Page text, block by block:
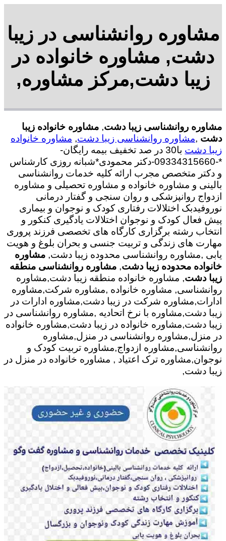
مشاوره روانشناسی در زیبا
دشت, مشاوره خانواده در
زیبا دشت,مرکز مشاوره,
مشاوره روانشناسی زیبا دشت, مشاوره خانواده زیبا
دشت ,مشاوره روانشناسی زیبا دشت, مشاوره خانواده
زیبا دشت
با30 در صد تخفیف بیمه رایگان-
*-09334315660-دکتر محمودی*شبانه روزی کارشناس
و دکتر متخصص مجرب ارائه کلیه خدمات روانشناسی
بالینی و مشاوره خانواده و مشاوره تحصیلی و مشاوره
ازدواج روانپزشکی و روان سنجی و گفتار درمانی
نوروفیدبک اختلالات رفتاری کودک و نوجوان و بیماری
پیش فعال کودک و نوجوان اختلالات یادگیری کنکور و
انتخاب رشته برگزاری کارگاه های تخصصی فرزند پروری
مهارت های زندگی و تربیت جنسی و بحران بلوغ و هویت
یابی ,مشاوره روانشناسی محدوده زیبا دشت, مشاوره
خانواده محدوده زیبا دشت, مشاوره روانشناسی منطقه
زیبا دشت, مشاوره خانواده منطقه زیبا دشت,مشاوره
روانشناسی, مشاوره خانواده ,مشاوره شرکت,مشاوره
ادارات,مشاوره شرکت در زیبا دشت,مشاوره ادارات در
زیبا دشت,مشاوره با نرخ اتحادیه ,مشاوره روانشناسی در
زیبا دشت,مشاوره خانواده در زیبا دشت,مشاوره خانواده
در منزل,مشاوره روانشناسی در منزل,مشاوره
روانشناسی,مشاوره ازدواج,مشاوره تربیت کودک و
نوجوان,مشاوره ترک اعتیاد , مشاوره خانواده در منزل در
زیبا دشت,